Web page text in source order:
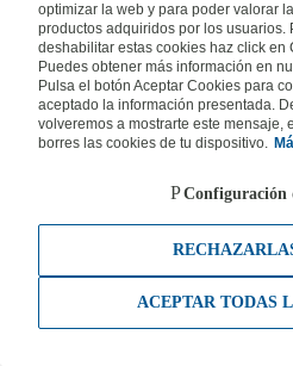
optimizar la web y para poder valorar
productos adquiridos por los usuarios.
deshabilitar estas cookies haz click en
Puedes obtener más información en
Pulsa el botón Aceptar Cookies para
aceptado la información presentada.
volveremos a mostrarte este mensaje,
borres las cookies de tu dispositivo.
Configuración
ACEPTAR TODAS